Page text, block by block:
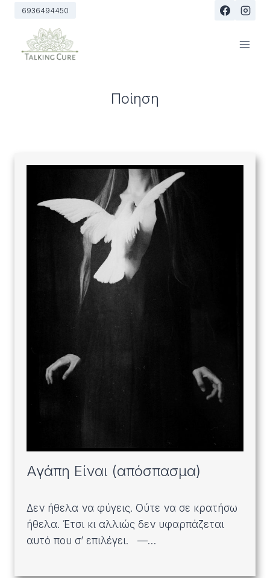
content
6936494450
Ποίηση
Αγάπη Είναι (απόσπασμα)
Δεν ήθελα να φύγεις. Ούτε να σε κρατήσω
ήθελα. Έτσι κι αλλιώς δεν υφαρπάζεται
αυτό που σ’ επιλέγει. —…